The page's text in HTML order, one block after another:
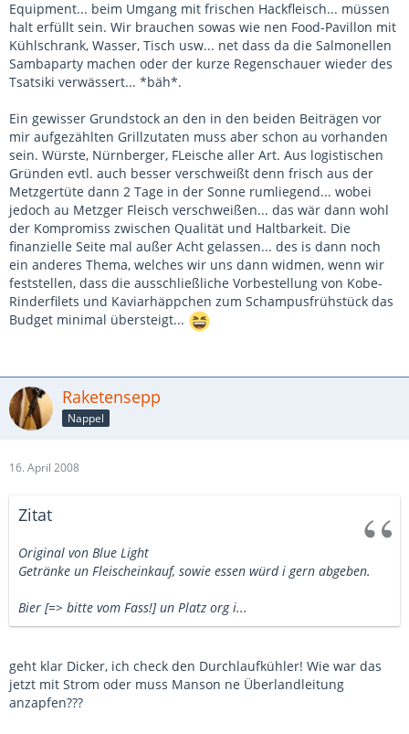
Equipment... beim Umgang mit frischen Hackfleisch... müssen
halt erfüllt sein. Wir brauchen sowas wie nen Food-Pavillon mit
Kühlschrank, Wasser, Tisch usw... net dass da die Salmonellen
Sambaparty machen oder der kurze Regenschauer wieder des
Tsatsiki verwässert... *bäh*.
Ein gewisser Grundstock an den in den beiden Beiträgen vor
mir aufgezählten Grillzutaten muss aber schon au vorhanden
sein. Würste, Nürnberger, FLeische aller Art. Aus logistischen
Gründen evtl. auch besser verschweißt denn frisch aus der
Metzgertüte dann 2 Tage in der Sonne rumliegend... wobei
jedoch au Metzger Fleisch verschweißen... das wär dann wohl
der Kompromiss zwischen Qualität und Haltbarkeit. Die
finanzielle Seite mal außer Acht gelassen... des is dann noch
ein anderes Thema, welches wir uns dann widmen, wenn wir
feststellen, dass die ausschließliche Vorbestellung von Kobe-
Rinderfilets und Kaviarhäppchen zum Schampusfrühstück das
Budget minimal übersteigt...
Raketensepp
Nappel
16. April 2008
Zitat
Original von Blue Light
Getränke un Fleischeinkauf, sowie essen würd i gern abgeben.
Bier [=> bitte vom Fass!] un Platz org i...
geht klar Dicker, ich check den Durchlaufkühler! Wie war das
jetzt mit Strom oder muss Manson ne Überlandleitung
anzapfen???